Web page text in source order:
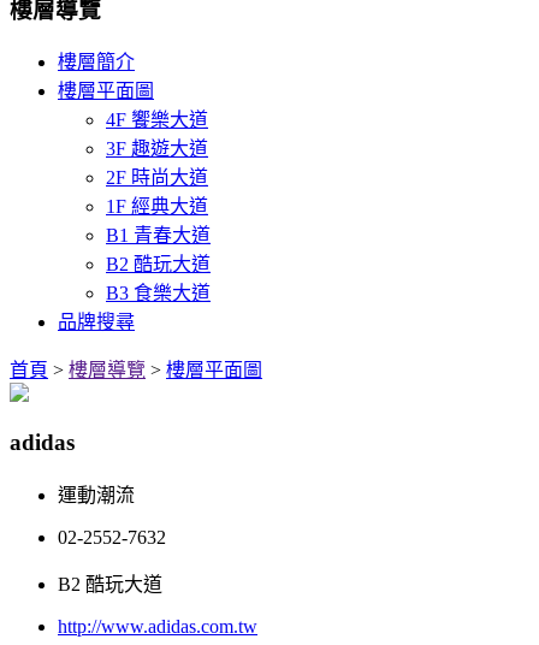
樓層導覽
樓層簡介
樓層平面圖
4F 饗樂大道
3F 趣遊大道
2F 時尚大道
1F 經典大道
B1 青春大道
B2 酷玩大道
B3 食樂大道
品牌搜尋
首頁 > 樓層導覽 > 樓層平面圖
adidas
運動潮流
02-2552-7632
B2 酷玩大道
http://www.adidas.com.tw